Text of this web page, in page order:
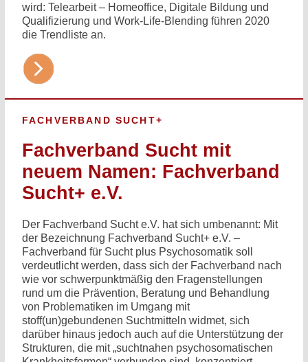
wird: Telearbeit – Homeoffice, Digitale Bildung und
Qualifizierung und Work-Life-Blending führen 2020
die Trendliste an.
FACHVERBAND SUCHT+
Fachverband Sucht mit
neuem Namen: Fachverband
Sucht+ e.V.
Der Fachverband Sucht e.V. hat sich umbenannt: Mit
der Bezeichnung Fachverband Sucht+ e.V. –
Fachverband für Sucht plus Psychosomatik soll
verdeutlicht werden, dass sich der Fachverband nach
wie vor schwerpunktmäßig den Fragenstellungen
rund um die Prävention, Beratung und Behandlung
von Problematiken im Umgang mit
stoff(un)gebundenen Suchtmitteln widmet, sich
darüber hinaus jedoch auch auf die Unterstützung der
Strukturen, die mit „suchtnahen psychosomatischen